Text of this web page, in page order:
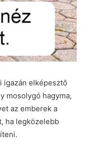
igazán elképesztő
mosolygó hagyma,
az emberek a
ha legközelebb